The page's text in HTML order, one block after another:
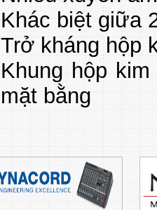
Khác biệt giữa
Trở kháng hộp
Khung hộp
mặt bằng